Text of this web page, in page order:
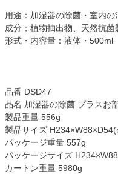
用途：加湿器の除菌・室内の
成分；植物抽出物、天然抗
形式・内容量：液体・500ml
品番 DSD47
品名 加湿器の除菌 プラスお
製品重量 556g
製品サイズ
パッケージ重量 557g
パッケージサイズ
カートン重量 5980g